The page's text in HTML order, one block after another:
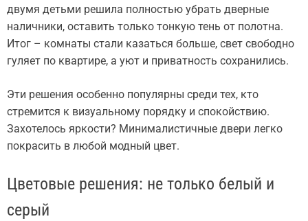
двумя детьми решила полностью убрать дверные
наличники, оставить только тонкую тень от полотна.
Итог – комнаты стали казаться больше, свет свободно
гуляет по квартире, а уют и приватность сохранились.
Эти решения особенно популярны среди тех, кто
стремится к визуальному порядку и спокойствию.
Захотелось яркости? Минималистичные двери легко
покрасить в любой модный цвет.
Цветовые решения: не только белый и
серый